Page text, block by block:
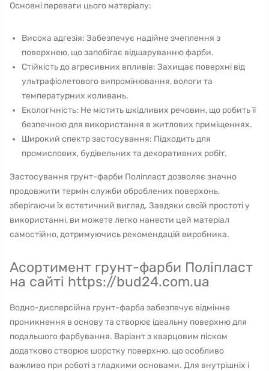
Основні переваги цього матеріалу:
Висока адгезія: Забезпечує надійне зчеплення з
поверхнею, що запобігає відшаруванню фарби.
Стійкість до агресивних впливів: Захищає поверхні від
ультрафіолетового випромінювання, вологи та
температурних коливань.
Екологічність: Не містить шкідливих речовин, що робить її
безпечною для використання в житлових приміщеннях.
Широкий спектр застосування: Підходить для
промислових, будівельних та декоративних робіт.
Застосування грунт-фарби Поліпласт дозволяє значно
продовжити термін служби оброблених поверхонь,
зберігаючи їх естетичний вигляд. Завдяки своїй простоті у
використанні, ви можете легко нанести цей матеріал
самостійно, дотримуючись рекомендацій виробника.
Асортимент грунт-фарби Поліпласт
на сайті https://bud24.com.ua
Водно-дисперсійна грунт-фарба забезпечує відмінне
проникнення в основу та створює ідеальну поверхню для
подальшого фарбування. Варіант з кварцовим піском
додатково створює шорстку поверхню, що особливо
важливо при роботі з гладкими основами. Для внутрішніх і